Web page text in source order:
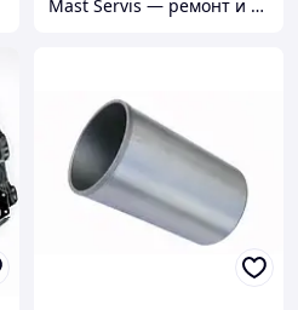
Mast Servis — ремонт и запчасти для погрузчиков